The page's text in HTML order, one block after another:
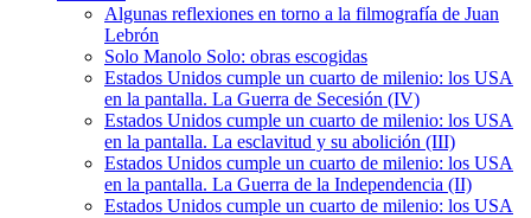
Algunas reflexiones en torno a la filmografía de Juan
Lebrón
Solo Manolo Solo: obras escogidas
Estados Unidos cumple un cuarto de milenio: los USA
en la pantalla. La Guerra de Secesión (IV)
Estados Unidos cumple un cuarto de milenio: los USA
en la pantalla. La esclavitud y su abolición (III)
Estados Unidos cumple un cuarto de milenio: los USA
en la pantalla. La Guerra de la Independencia (II)
Estados Unidos cumple un cuarto de milenio: los USA